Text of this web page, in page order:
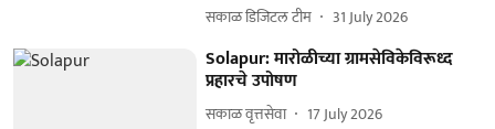
सकाळ डिजिटल टीम 31 July 2026
Solapur: मारोळीच्या ग्रामसेविकेविरूध्द
प्रहारचे उपोषण
सकाळ वृत्तसेवा 17 July 2026